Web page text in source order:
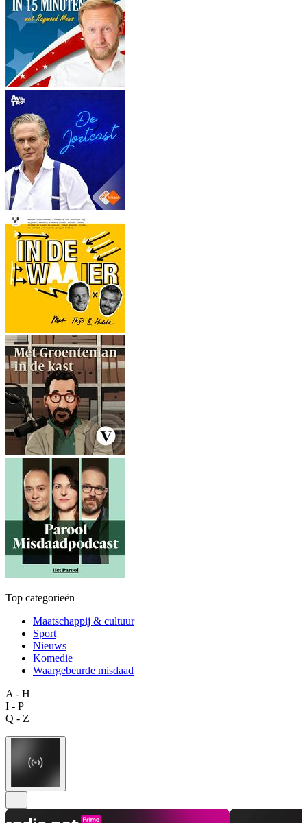
Top categorieën
Maatschappij & cultuur
Sport
Nieuws
Komedie
Waargebeurde misdaad
A - H
I - P
Q - Z